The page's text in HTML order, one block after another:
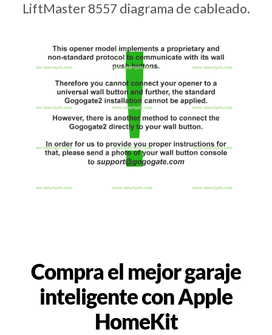
LiftMaster 8557 diagrama de cableado.
Compra el mejor garaje
inteligente con Apple
HomeKit